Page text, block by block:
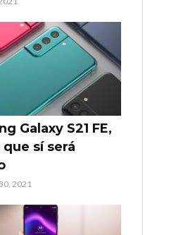
Galaxy S21 FE,
sí será
2021